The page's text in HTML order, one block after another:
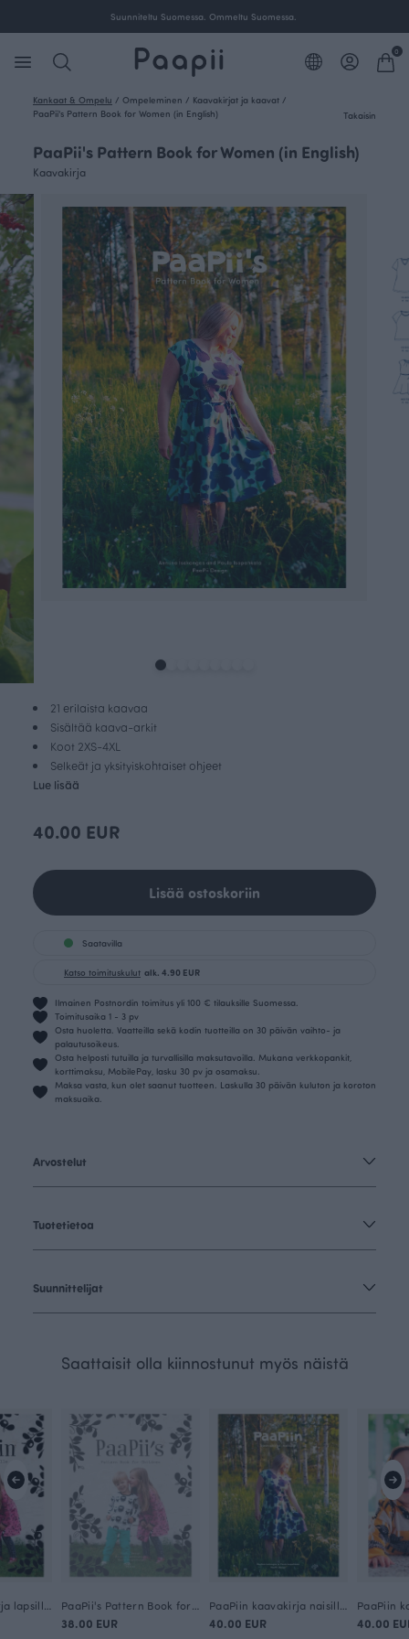
Ilmainen toimitus yli 100 € tilauksille Suomessa.
0
Kankaat & Ompelu / Ompeleminen / Kaavakirjat ja kaavat /
PaaPii's Pattern Book for Women (in English)
Takaisin
PaaPii's Pattern Book for Women (in English)
Kaavakirja
21 erilaista kaavaa
Sisältää kaava-arkit
Koot 2XS-4XL
Selkeät ja yksityiskohtaiset ohjeet
Lue lisää
40.00 EUR
Lisää ostoskoriin
Saatavilla
Katso toimituskulut alk. 4.90 EUR
Ilmainen Postnordin toimitus yli 100 € tilauksille Suomessa.
Toimitusaika 1 - 3 pv
Osta huoletta. Vaatteilla sekä kodin tuotteilla on 30 päivän vaihto- ja
palautusoikeus.
Osta helposti tutuilla ja turvallisilla maksutavoilla. Mukana verkkopankit,
korttimaksu, MobilePay, lasku 30 pv ja osamaksu.
Maksa vasta, kun olet saanut tuotteen. Laskulla 30 päivän kuluton ja koroton
maksuaika.
Arvostelut
Tuotetietoa
Suunnittelijat
Saattaisit olla kiinnostunut myös näistä
38.00 EUR 40.00 EUR 40.00